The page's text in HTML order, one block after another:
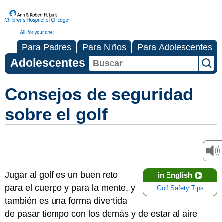
Para Padres Para Niños Para Adolescentes
Adolescentes
Consejos de seguridad
sobre el golf
in English
Golf Safety Tips
Jugar al golf es un buen reto
para el cuerpo y para la mente, y
también es una forma divertida
de pasar tiempo con los demás y de estar al aire